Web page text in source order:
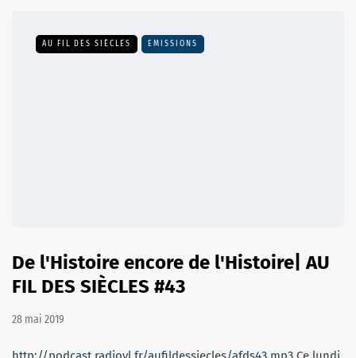
AU FIL DES SIÈCLES EMISSIONS
De l'Histoire encore de l'Histoire| AU
FIL DES SIÈCLES #43
28 mai 2019